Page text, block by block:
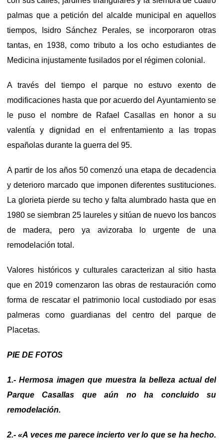
palmas que a petición del alcalde municipal en aquellos
tiempos, Isidro Sánchez Perales, se incorporaron otras
tantas, en 1938, como tributo a los ocho estudiantes de
Medicina injustamente fusilados por el régimen colonial.
A través del tiempo el parque no estuvo exento de
modificaciones hasta que por acuerdo del Ayuntamiento se
le puso el nombre de Rafael Casallas en honor a su
valentía y dignidad en el enfrentamiento a las tropas
españolas durante la guerra del 95.
A partir de los años 50 comenzó una etapa de decadencia
y deterioro marcado que imponen diferentes sustituciones.
La glorieta pierde su techo y falta alumbrado hasta que en
1980 se siembran 25 laureles y sitúan de nuevo los bancos
de madera, pero ya avizoraba lo urgente de una
remodelación total.
Valores históricos y culturales caracterizan al sitio hasta
que en 2019 comenzaron las obras de restauración como
forma de rescatar el patrimonio local custodiado por esas
palmeras como guardianas del centro del parque de
Placetas.
PIE DE FOTOS
1.- Hermosa imagen que muestra la belleza actual del
Parque Casallas que aún no ha concluido su
remodelación.
2.- «A veces me parece incierto ver lo que se ha hecho.